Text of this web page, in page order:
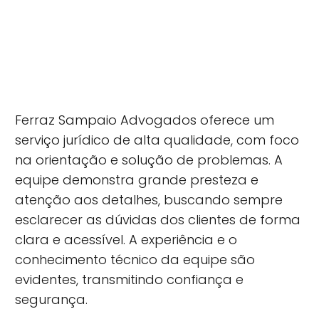
Ferraz Sampaio Advogados oferece um
serviço jurídico de alta qualidade, com foco
na orientação e solução de problemas. A
equipe demonstra grande presteza e
atenção aos detalhes, buscando sempre
esclarecer as dúvidas dos clientes de forma
clara e acessível. A experiência e o
conhecimento técnico da equipe são
evidentes, transmitindo confiança e
segurança.